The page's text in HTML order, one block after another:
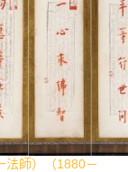
法師）（1880－